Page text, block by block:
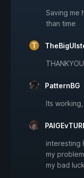
Saving me
than time
PatternBG
Its
interesting
my
my bad